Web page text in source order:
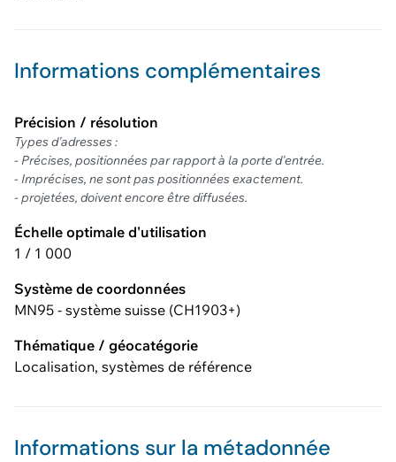
Informations complémentaires
Précision / résolution
Types d'adresses :
- Précises, positionnées par rapport à la porte d'entrée.
- Imprécises, ne sont pas positionnées exactement.
- projetées, doivent encore être diffusées.
Échelle optimale d'utilisation
1 / 1 000
Système de coordonnées
MN95 - système suisse (CH1903+)
Thématique / géocatégorie
Localisation, systèmes de référence
Informations sur la métadonnée